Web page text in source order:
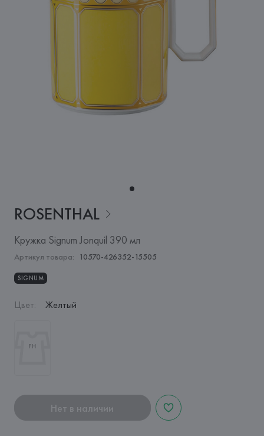
ROSENTHAL
Кружка Signum Jonquil 390 мл
Артикул товара: 10570-426352-15505
SIGNUM
Цвет: Желтый
Нет в наличии